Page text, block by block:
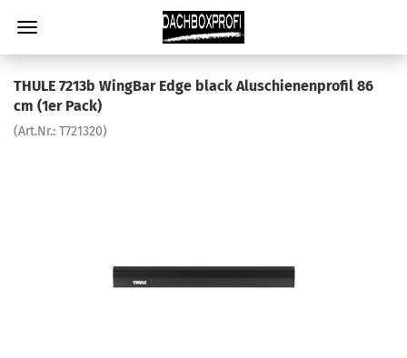
THULE 7213b WingBar Edge black Aluschienenprofil 86
cm (1er Pack)
(Art.Nr.: T721320)